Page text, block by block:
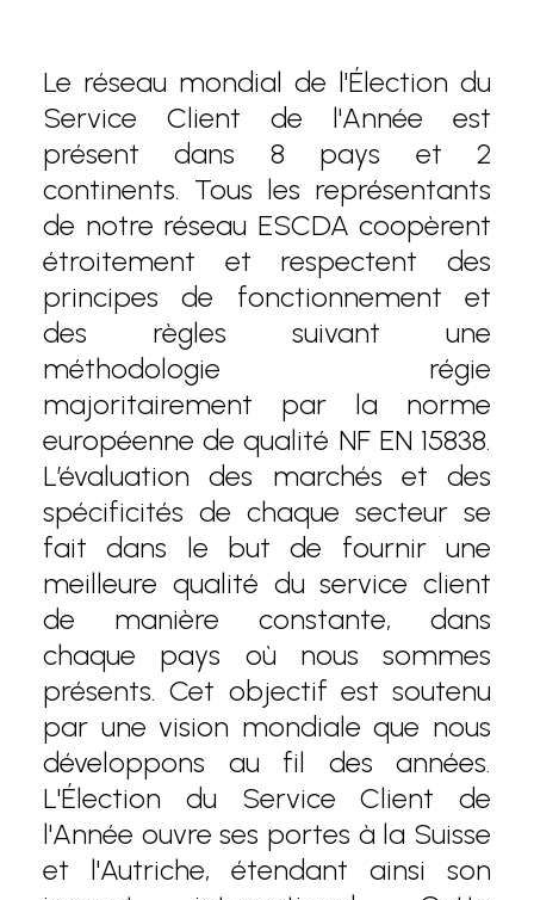
Le réseau mondial de l'Élection du
Service Client de l'Année est
présent dans 8 pays et 2
continents. Tous les représentants
de notre réseau ESCDA coopèrent
étroitement et respectent des
principes de fonctionnement et
des règles suivant une
méthodologie régie
majoritairement par la norme
européenne de qualité NF EN 15838.
L’évaluation des marchés et des
spécificités de chaque secteur se
fait dans le but de fournir une
meilleure qualité du service client
de manière constante, dans
chaque pays où nous sommes
présents. Cet objectif est soutenu
par une vision mondiale que nous
développons au fil des années.
L'Élection du Service Client de
l'Année ouvre ses portes à la Suisse
et l'Autriche, étendant ainsi son